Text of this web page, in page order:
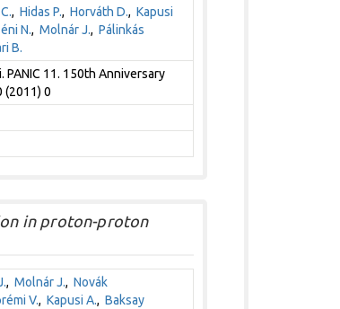
, Hidas P., Horváth D., Kapusi
N., Molnár J., Pálinkás
B.
11. 150th Anniversary
(2011) 0
in proton-proton
, Molnár J., Novák
V., Kapusi A., Baksay